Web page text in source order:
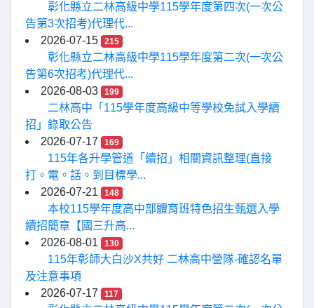
彰化縣立二林高級中學115學年度第四次(一次公
告第3次招考)代理代...
2026-07-15
215
彰化縣立二林高級中學115學年度第二次(一次公
告第6次招考)代理代...
2026-08-03
199
二林高中「115學年度高級中等學校免試入學續
招」錄取公告
2026-07-17
169
115年各升學管道「續招」相關資訊整理(直接
打。電。話。到目標學...
2026-07-21
148
本校115學年度高中部體育班特色招生甄選入學
續招簡章【國三升高...
2026-08-01
130
115年彰師大白沙X共好 二林高中營隊-確認名單
及注意事項
2026-07-17
117